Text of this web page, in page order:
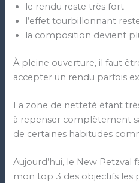
le rendu reste très fort
l’effet tourbillonnant
la composition devient
À pleine ouverture, il faut
accepter un rendu parfois
La zone de netteté étant
à repenser complètement
de certaines habitudes
Aujourd’hui, le New
mon top 3 des objectifs les